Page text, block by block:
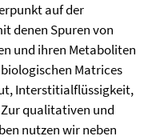
auf der
denen Spuren von
und ihren Metaboliten
Matrices
Interstitialflüssigkeit,
qualitativen und
nutzen wir neben